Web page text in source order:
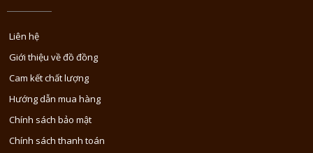
Liên hệ
Giới thiệu về đồ đồng
Cam kết chất lượng
Hướng dẫn mua hàng
Chính sách bảo mật
Chính sách thanh toán